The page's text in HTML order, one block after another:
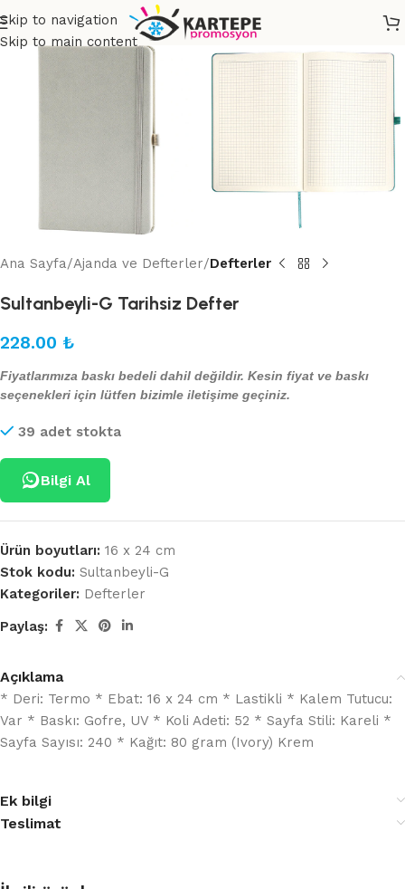
Skip to navigation
Skip to main content
Ana Sayfa Ajanda ve Defterler Defterler
Sultanbeyli-G Tarihsiz Defter
228.00 ₺
Fiyatlarımıza baskı bedeli dahil değildir. Kesin fiyat ve baskı
seçenekleri için lütfen bizimle iletişime geçiniz.
39 adet stokta
Bilgi Al
Ürün boyutları: 16 x 24 cm
Stok kodu: Sultanbeyli-G
Kategoriler: Defterler
Paylaş:
Açıklama
* Deri: Termo * Ebat: 16 x 24 cm * Lastikli * Kalem Tutucu:
Var * Baskı: Gofre, UV * Koli Adeti: 52 * Sayfa Stili: Kareli *
Sayfa Sayısı: 240 * Kağıt: 80 gram (Ivory) Krem
Ek bilgi
Teslimat